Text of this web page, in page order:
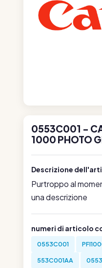
0553C001 -
1000 PHOTO
Descrizione
Purtroppo al
una descrizione
numeri di articolo
0553C001
553C001AA